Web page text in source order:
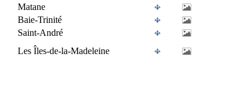
Matane
Baie-Trinité
Saint-André
Les Îles-de-la-Madeleine